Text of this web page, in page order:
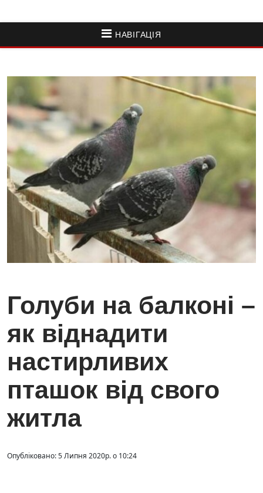
НАВІГАЦІЯ
Голуби на балконі –
як віднадити
настирливих
пташок від свого
житла
Опубліковано: 5 Липня 2020р. о 10:24